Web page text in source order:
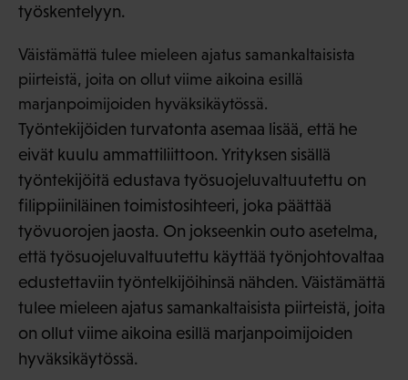
työskentelyyn.
Väistämättä tulee mieleen ajatus samankaltaisista
piirteistä, joita on ollut viime aikoina esillä
marjanpoimijoiden hyväksikäytössä.
Työntekijöiden turvatonta asemaa lisää, että he
eivät kuulu ammattiliittoon. Yrityksen sisällä
työntekijöitä edustava työsuojeluvaltuutettu on
filippiiniläinen toimistosihteeri, joka päättää
työvuorojen jaosta. On jokseenkin outo asetelma,
että työsuojeluvaltuutettu käyttää työnjohtovaltaa
edustettaviin työntelkijöihinsä nähden. Väistämättä
tulee mieleen ajatus samankaltaisista piirteistä, joita
on ollut viime aikoina esillä marjanpoimijoiden
hyväksikäytössä.